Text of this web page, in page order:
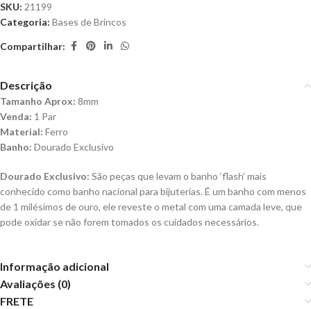
SKU: 21199
Categoria: Bases de Brincos
Compartilhar:
Descrição
Tamanho Aprox: 8mm
Venda: 1 Par
Material: Ferro
Banho: Dourado Exclusivo
Dourado Exclusivo: São peças que levam o banho ‘flash’ mais
conhecido como banho nacional para bijuterias. É um banho com menos
de 1 milésimos de ouro, ele reveste o metal com uma camada leve, que
pode oxidar se não forem tomados os cuidados necessários.
Informação adicional
Avaliações (0)
FRETE